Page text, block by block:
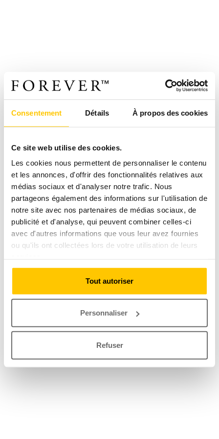
Consentement Détails À propos des cookies
Ce site web utilise des cookies.
Les cookies nous permettent de personnaliser le contenu
et les annonces, d'offrir des fonctionnalités relatives aux
médias sociaux et d'analyser notre trafic. Nous
partageons également des informations sur l'utilisation de
notre site avec nos partenaires de médias sociaux, de
publicité et d'analyse, qui peuvent combiner celles-ci
avec d'autres informations que vous leur avez fournies
ou qu'ils ont collectées lors de votre utilisation de leurs
Tout autoriser
Personnaliser
Refuser